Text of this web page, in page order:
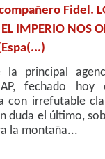
Fidel.
IMPERIO NOS
la principal
fechado hoy
con irrefutable
duda el último,
la montaña...